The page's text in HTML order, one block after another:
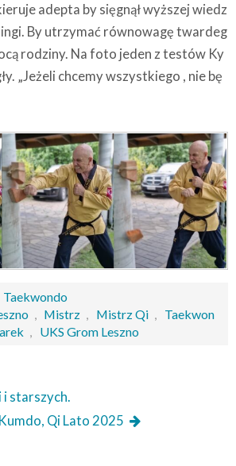
adepta by sięgnął wyższej wiedz
By utrzymać równowagę twardeg
rodziny. Na foto jeden z testów Ky
„Jeżeli chcemy wszystkiego , nie bę
Taekwondo
Mistrz Mistrz Qi
Taekwon
UKS Grom Leszno
i starszych.
Qi Lato 2025